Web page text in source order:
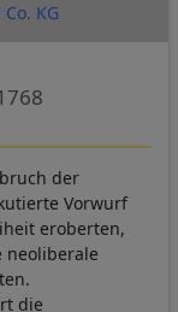
KG
der
Vorwurf
eroberten,
neoliberale
die